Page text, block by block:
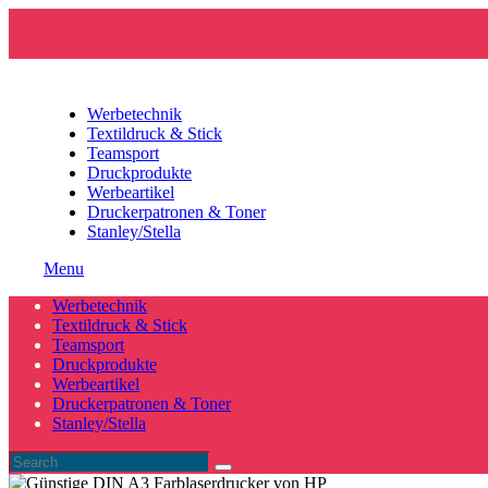
Werbetechnik
Textildruck & Stick
Teamsport
Druckprodukte
Werbeartikel
Druckerpatronen & Toner
Stanley/Stella
Menu
Werbetechnik
Textildruck & Stick
Teamsport
Druckprodukte
Werbeartikel
Druckerpatronen & Toner
Stanley/Stella